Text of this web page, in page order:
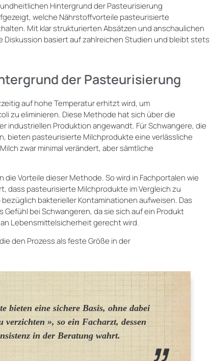
Hintergrund der Pasteurisierung
welche Nährstoffvorteile pasteurisierte
Mit klar strukturierten Absätzen und anschaulichen
Diskussion basiert auf zahlreichen Studien und bleibt stets
der Pasteurisierung
auf hohe Temperatur erhitzt wird, um
zu eliminieren. Diese Methode hat sich über die
industriellen Produktion angewandt. Für Schwangere, die
bieten pasteurisierte Milchprodukte eine verlässliche
zwar minimal verändert, aber sämtliche
Vorteile dieser Methode. So wird in Fachportalen wie
dass pasteurisierte Milchprodukte im Vergleich zu
bakterieller Kontaminationen aufweisen. Das
bei Schwangeren, da sie sich auf ein Produkt
Lebensmittelsicherheit gerecht wird.
den Prozess als feste Größe in der
bieten eine sichere Basis, ohne dabei
verzichten », so ein Facharzt, dessen
in der Beratung wahrt.